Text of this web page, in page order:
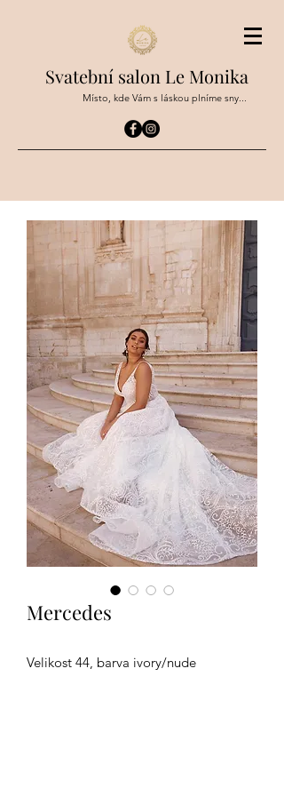
Svatební salon Le Monika
Místo, kde Vám s láskou plníme sny...
Mercedes
Velikost 44, barva ivory/nude